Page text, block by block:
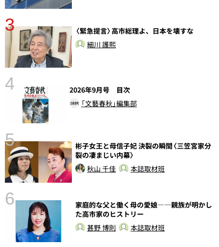
3
〈緊急提言〉高市総理よ、日本を壊すな
細川 護熙
4
2026年9月号 目次
「文藝春秋」編集部
5
彬子女王と母信子妃 決裂の瞬間〈三笠宮家分
裂の凄まじい内幕〉
秋山 千佳
本誌取材班
6
家庭的な父と働く母の愛娘――親族が明かし
た高市家のヒストリー
甚野 博則
本誌取材班